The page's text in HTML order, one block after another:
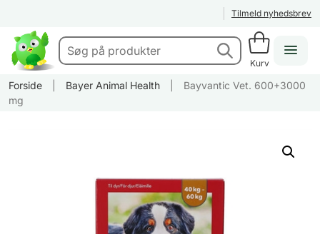
Tilmeld nyhedsbrev
Kurv
Forside Bayer Animal Health
Bayvantic Vet. 600+3000
mg